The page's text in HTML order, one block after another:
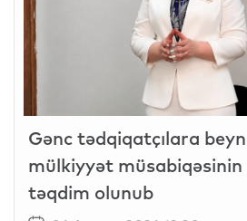
Gənc tədqiqatçılara
mülkiyyət müsabiqəsinin
təqdim olunub